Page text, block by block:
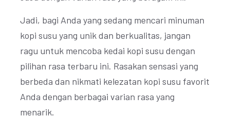
Jadi, bagi Anda yang sedang mencari minuman
kopi susu yang unik dan berkualitas, jangan
ragu untuk mencoba kedai kopi susu dengan
pilihan rasa terbaru ini. Rasakan sensasi yang
berbeda dan nikmati kelezatan kopi susu favorit
Anda dengan berbagai varian rasa yang
menarik.